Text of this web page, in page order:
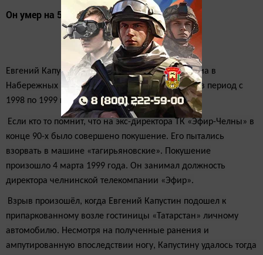
Он умер на 57-м году жизни
Евгений Капустин скоропостижноскончалсядома в
Набережных Челнах. Он возглавлял ТК «Эфир» в период с
1998 по 1999 год.
Если кто то помнит, что на экс-директора ТК «Эфир-Челны» в
конце 90-х было совершено покушение. Его пытались
взорвать в машине «тагирьяновские». Покушение
произошло 4 марта 1999 года. Он занимал должность
директора челнинской телекомпании «Эфир».
Взрыв произошёл, когда Евгений Капустин подошел к
припаркованному возле гостиницы «Татарстан» личному
автомобилю. Несмотря на полученные ранения и
ампутированную впоследствии ногу, Капустину удалось тогда